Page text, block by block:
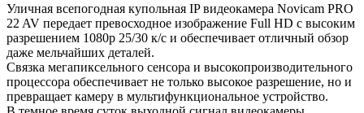
Уличная всепогодная купольная IP видеокамера Novicam PRO
22 AV передает превосходное изображение Full HD с высоким
разрешением 1080p 25/30 к/с и обеспечивает отличный обзор
даже мельчайших деталей.
Связка мегапиксельного сенсора и высокопроизводительного
процессора обеспечивает не только высокое разрешение, но и
превращает камеру в мультифункциональное устройство.